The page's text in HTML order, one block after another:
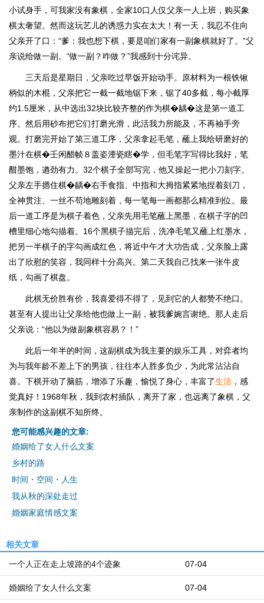
小试身手，可我家没有象棋，全家10口人仅父亲一人上班，购买象
棋太奢望。然而这玩艺儿的诱惑力实在太大！有一天，我忍不住向
父亲开了口：“爹：我也想下棋，要是咱们家有一副象棋就好了。”父
亲说给做一副。“做一副？咋做？”我感到十分诧异。
三天后是星期日，父亲吃过早饭开始动手。原材料为一根铁锹
柄似的木棍，父亲把它一截一截地锯下来，锯了40多截，每小截厚
约1.5厘米，从中选出32块比较齐整的作为棋�龋�这是第一道工
序。然后用砂布把它们打磨光滑，此活我力所能及，不再袖手旁
观。打磨完开始了第三道工序，父亲拿起毛笔，蘸上我给研磨好的
墨汁在棋�壬闲醋帧８盖姿湮瓷瞎�学，但毛笔字写得比我好，笔
酣墨饱，遒劲有力。32个棋子全部写完，他又操起一把小刀刻字。
父亲左手摁住棋�龋�右手食指、中指和大拇指紧紧地捏着刻刀，
全神贯注、一丝不苟地雕刻着，每一笔每一画都那么精准到位。最
后一道工序是为棋子着色，父亲先用毛笔蘸上黑墨，在棋子字的凹
槽里细心地勾描着。16个黑棋子描完后，洗净毛笔又蘸上红墨水，
把另一半棋子的字勾画成红色，将近中午才大功告成，父亲脸上露
出了欣慰的笑容，我同样十分高兴。第二天我自己找来一张牛皮
纸，勾画了棋盘。
此棋无价胜有价，我喜爱得不得了，见到它的人都赞不绝口。
甚至有人提出让父亲给他也做上一副，被我爹婉言谢绝。那人走后
父亲说：“他以为做副象棋容易？！”
此后一年半的时间，这副棋成为我主要的娱乐工具，对弈者均
为与我年龄不差上下的男孩，往往本人胜多负少，为此常沾沾自
喜。下棋开动了脑筋，增添了乐趣，愉悦了身心，丰富了生活 ，感
觉真好！1968年秋，我到农村插队，离开了家，也远离了象棋，父
亲制作的这副棋不知所终。
您可能感兴趣的文章:
婚姻给了女人什么文案
乡村的路
时间・空间・人生
我从秋的深处走过
婚姻家庭情感文案
相关文章
07-04
一个人正在走上坡路的4个迹象
07-04
婚姻给了女人什么文案